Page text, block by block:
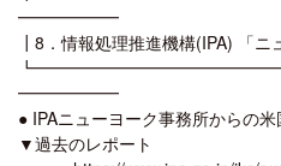
━━━━━━
┃8．情報処理推進機構(IPA) 「ニ
━━━━━━
● IPAニューヨーク事務所からの
▼過去のレポート